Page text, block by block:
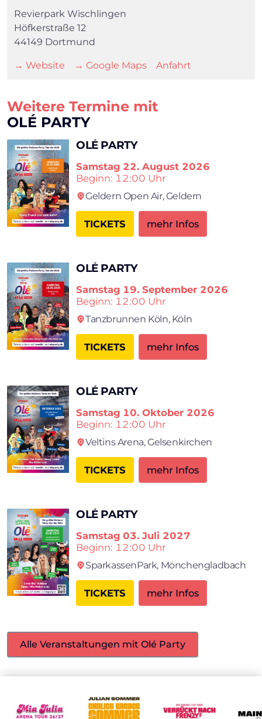
Revierpark Wischlingen
Höfkerstraße 12
44149 Dortmund
→ Website → Google Maps Anfahrt
Weitere Termine mit
OLÉ PARTY
OLÉ PARTY
Samstag 22. August 2026
Beginn: 12:00 Uhr
Geldern Open Air,Geldern
TICKETS mehr Infos
OLÉ PARTY
Samstag 19. September 2026
Beginn: 12:00 Uhr
Tanzbrun­nen Köln, Köln
TICKETS mehr Infos
OLÉ PARTY
Samstag 10. Oktober 2026
Beginn: 12:00 Uhr
Veltins Arena,Gelsenkirchen
TICKETS mehr Infos
OLÉ PARTY
Samstag 03. Juli 2027
Beginn: 12:00 Uhr
SparkassenPark, Mönchengladbach
TICKETS mehr Infos
Alle Veranstaltungen mit Olé Party